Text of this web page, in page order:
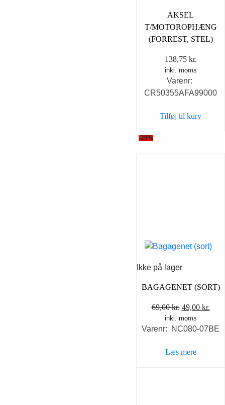
AKSEL
T/MOTOROPHÆNG
(FORREST, STEL)
138,75 kr.
inkl. moms
Varenr:
CR50355AFA99000
Tilføj til kurv
-29%
Ikke på lager
BAGAGENET (SORT)
69,00kr. Den
oprindelige
pris
69,00 kr..
49,00 kr.
pris
inkl. moms
Varenr: NC080-07BE
Læs mere